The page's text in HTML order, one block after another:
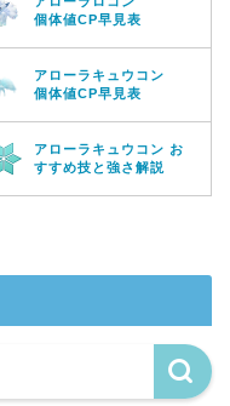
個体値CP早見表
アローラキュウコン
個体値CP早見表
アローラキュウコン お
すすめ技と強さ解説